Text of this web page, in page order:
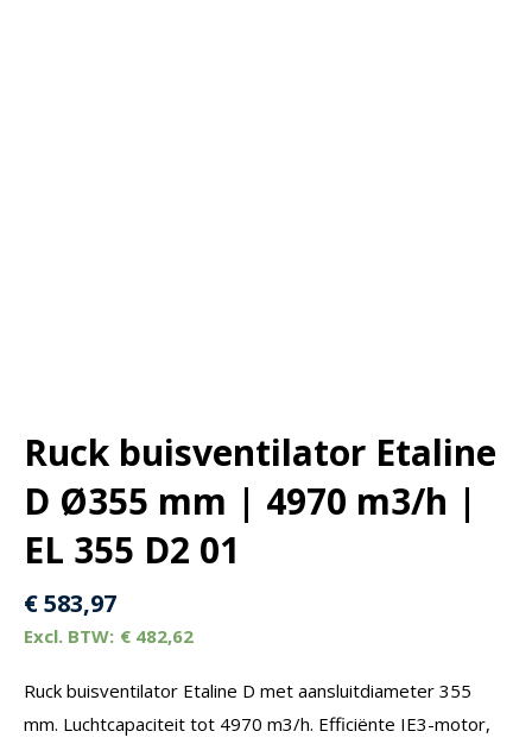
Ruck buisventilator Etaline
D Ø355 mm | 4970 m3/h |
EL 355 D2 01
€583,97
€ 482,62
Ruck buisventilator Etaline D met aansluitdiameter 355
mm. Luchtcapaciteit tot 4970 m3/h. Efficiënte IE3-motor,